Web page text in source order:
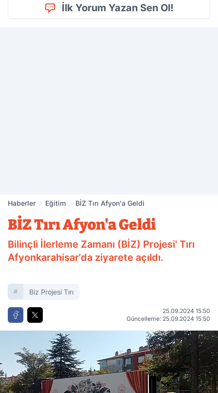
İlk Yorum Yazan Sen Ol!
Haberler Eğitim BİZ Tırı Afyon'a Geldi
BİZ Tırı Afyon'a Geldi
Bilinçli İlerleme Zamanı (BİZ) Projesi' Tırı
Afyonkarahisar'da ziyarete açıldı.
Biz Projesi Tırı
25.09.2024 15:50
Güncelleme: 25.09.2024 15:50